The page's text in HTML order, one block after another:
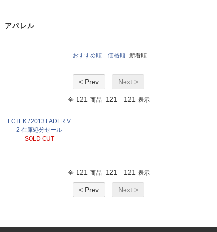
アパレル
おすすめ順 価格順 新着順
< Prev Next >
全 121 商品 121 - 121 表示
LOTEK / 2013 FADER V
2 在庫処分セール
SOLD OUT
全 121 商品 121 - 121 表示
< Prev Next >